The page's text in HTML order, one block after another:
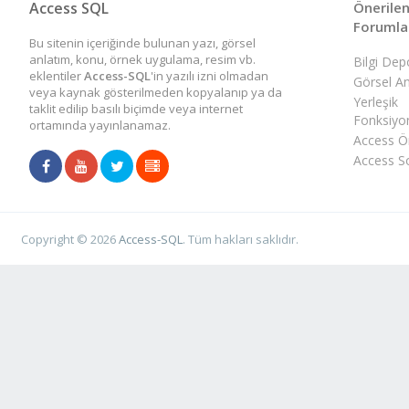
Ancak, böyle
çerçeve genişliğini baz
B
asıl bir kodlama
öğrenci
) kullanıyorum.
Kodlarım aşğaıdaıdr
22 rapor var bir
hesabına vardım
formların açılan kalıcı
modül ile uygulama
nasıl yapılabilir
Access SQL
Bu sitenin içeriğinde bulunan yazı, görsel
anlatım, konu, örnek uygulama, resim vb.
eklentilerAccess-SQL'in yazılı izni olmadan
veya kaynak gösterilmeden kopyalanıp ya da
taklit edilip basılı biçimde veya internet
ortamında yayınlanamaz.
Önerilen
Bilgi
Görsel
Yerleşik
Access
Access
Copyright © 2026Access-SQL . Tüm hakları saklıdır.